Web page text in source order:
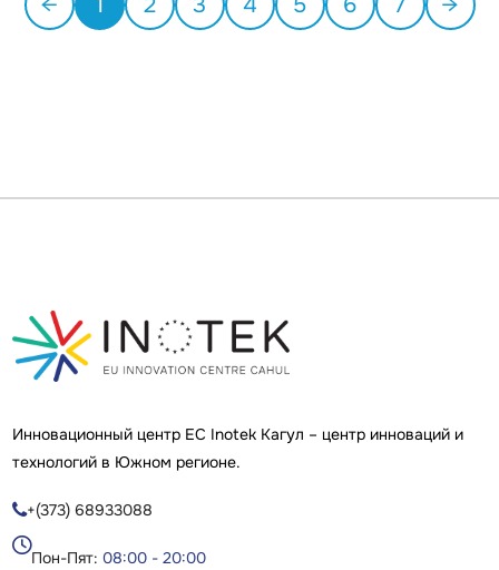
Инновационный центр ЕС Inotek Кагул – центр инноваций и
технологий в Южном регионе.
+(373) 68933088

Пон-Пят:08:00 - 20:00